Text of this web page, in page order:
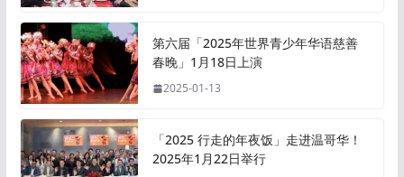
第六届「2025年世界青少年华语慈善
春晚」1月18日上演
2025-01-13
「2025 行走的年夜饭」走进温哥华！
2025年1月22日举行